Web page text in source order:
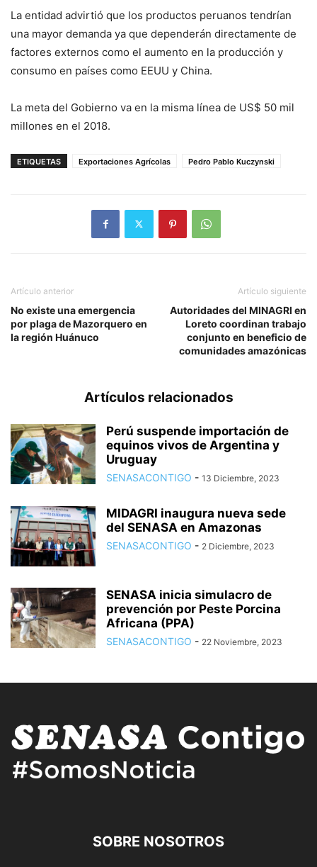
La entidad advirtió que los productos peruanos tendrían
una mayor demanda ya que dependerán directamente de
factores externos como el aumento en la producción y
consumo en países como EEUU y China.
La meta del Gobierno va en la misma línea de US$ 50 mil
millones en el 2018.
ETIQUETAS Exportaciones Agrícolas Pedro Pablo Kuczynski
Artículo anterior
No existe una emergencia
por plaga de Mazorquero en
la región Huánuco
Artículo siguiente
Autoridades del MINAGRI en
Loreto coordinan trabajo
conjunto en beneficio de
comunidades amazónicas
Artículos relacionados
Perú suspende importación de
equinos vivos de Argentina y
Uruguay
SENASACONTIGO - 13 Diciembre, 2023
MIDAGRI inaugura nueva sede
del SENASA en Amazonas
SENASACONTIGO - 2 Diciembre, 2023
SENASA inicia simulacro de
prevención por Peste Porcina
Africana (PPA)
SENASACONTIGO - 22 Noviembre, 2023
SOBRE NOSOTROS